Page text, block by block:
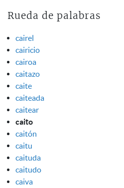
Rueda de palabras
cairel
cairicio
cairoa
caitazo
caite
caiteada
caitear
caito
caitón
caitu
caituda
caitudo
caiva